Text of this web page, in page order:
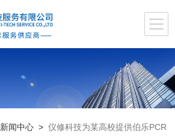
新闻中心 >仪修科技为某高校提供伯乐PCR